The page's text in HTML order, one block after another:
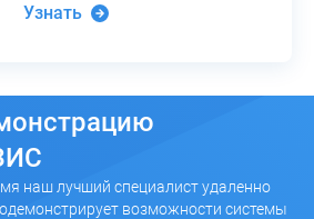
Узнать
наш лучший специалист удаленно
возможности системы